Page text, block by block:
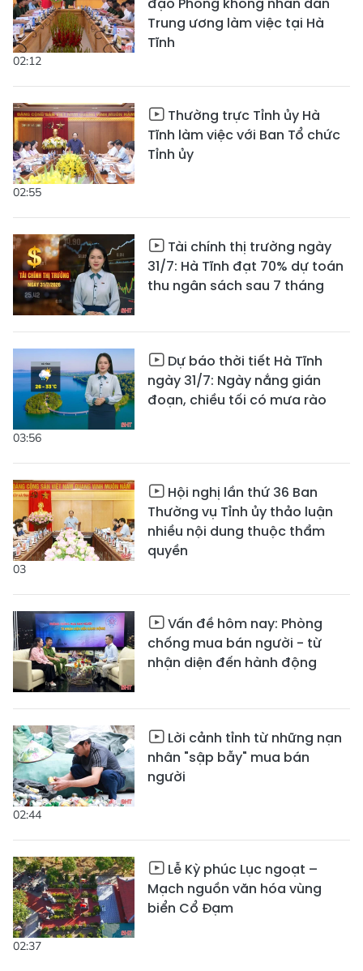
02:12
Trung ương làm việc tại Hà
Tĩnh
02:55
Thường trực Tỉnh ủy Hà
Tĩnh làm việc với Ban Tổ chức
Tỉnh ủy
Tài chính thị trường ngày
31/7: Hà Tĩnh đạt 70% dự toán
thu ngân sách sau 7 tháng
03:56
Dự báo thời tiết Hà Tĩnh
ngày 31/7: Ngày nắng gián
đoạn, chiều tối có mưa rào
03
Hội nghị lần thứ 36 Ban
Thường vụ Tỉnh ủy thảo luận
nhiều nội dung thuộc thẩm
quyền
Vấn đề hôm nay: Phòng
chống mua bán người - từ
nhận diện đến hành động
02:44
Lời cảnh tỉnh từ những nạn
nhân "sập bẫy" mua bán
người
02:37
Lễ Kỳ phúc Lục ngoạt –
Mạch nguồn văn hóa vùng
biển Cổ Đạm